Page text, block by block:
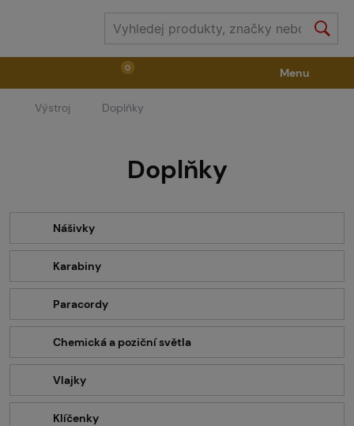
0
Zbraně Příslušenství ke zbraním
Vzduch / CO2
Díly pro značkovače / Hřiště
Pyrotechnika II. Jakost GRINDS
Menu
Výstroj Doplňky
Doplňky
Nášivky
Karabiny
Paracordy
Chemická a poziční světla
Vlajky
Klíčenky